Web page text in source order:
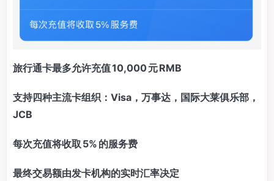
旅行通卡最多允许充值 10,000 元 RMB
支持四种主流卡组织：Visa，万事达，国际大莱俱乐部，
JCB
每次充值将收取 5% 的服务费
最终交易额由发卡机构的实时汇率决定